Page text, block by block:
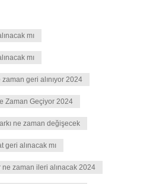
mı
mı
geri alınıyor 2024
Zaman Geçiyor 2024
ne zaman değişecek
geri alınacak mı
zaman ileri alınacak 2024